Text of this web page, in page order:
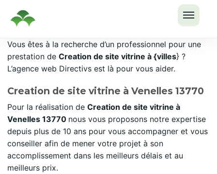
LE
Passer
au
contenu
Vous êtes à la recherche d’un professionnel pour une
prestation de Creation de site vitrine à {villes} ?
L’agence web Directivs est là pour vous aider.
Creation de site vitrine à Venelles 13770
Pour la réalisation de Creation de site vitrine à
Venelles 13770 nous vous proposons notre expertise
depuis plus de 10 ans pour vous accompagner et vous
conseiller afin de mener votre projet à son
accomplissement dans les meilleurs délais et au
meilleurs prix.